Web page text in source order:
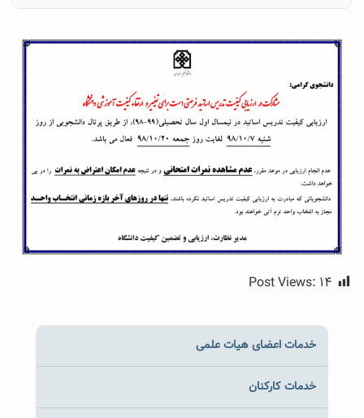
Post Views: ۱۴
خدمات اعضای هیات علمی
خدمات کارکنان